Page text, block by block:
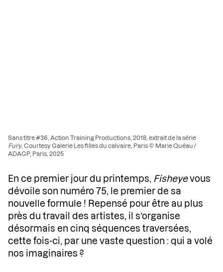
Sans titre #36, Action Training Productions, 2018, extrait de la série
Fury, Courtesy Galerie Les filles du calvaire, Paris © Marie Quéau /
ADAGP, Paris, 2025
En ce premier jour du printemps, Fisheyevous
dévoile son numéro 75, le premier de sa
nouvelle formule ! Repensé pour être au plus
près du travail des artistes, il s’organise
désormais en cinq séquences traversées,
cette fois-ci, par une vaste question : qui a volé
nos imaginaires ?